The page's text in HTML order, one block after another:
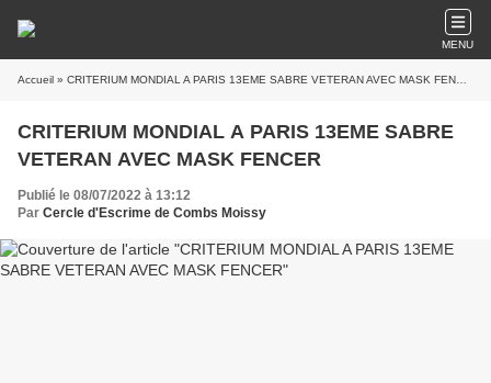
MENU
Accueil » CRITERIUM MONDIAL A PARIS 13EME SABRE VETERAN AVEC MASK FENCER
CRITERIUM MONDIAL A PARIS 13EME SABRE
VETERAN AVEC MASK FENCER
Publié le 08/07/2022 à 13:12
Par Cercle d'Escrime de Combs Moissy